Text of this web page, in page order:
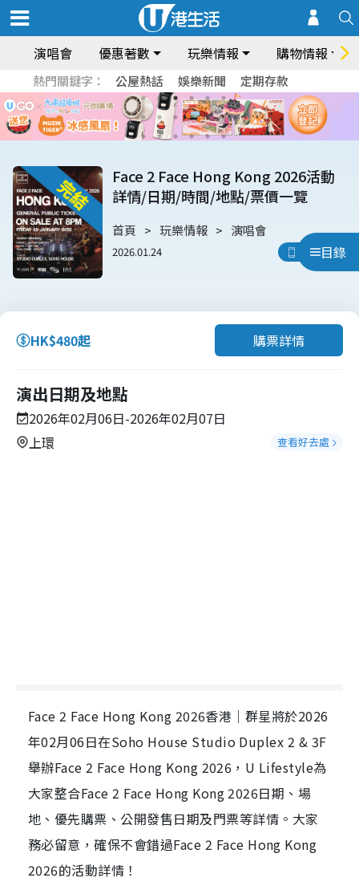
演唱會 優惠著數 玩樂情報 購物情報
熱門關鍵字： 公屋熱話 娛樂新聞 定期存款
目錄
Face 2 Face Hong Kong 2026活動
詳情/日期/時間/地點/票價一覽
首頁 玩樂情報 演唱會
2026.01.24 用App睇
HK$480起 購票詳情
演出日期及地點
2026年02月06日-2026年02月07日
上環
查看好去處
Face 2 Face Hong Kong 2026香港｜群星將於2026
年02月06日在Soho House Studio Duplex 2 & 3F
舉辦Face 2 Face Hong Kong 2026，U Lifestyle為
大家整合Face 2 Face Hong Kong 2026日期、場
地、優先購票、公開發售日期及門票等詳情。大家
務必留意，確保不會錯過Face 2 Face Hong Kong
2026的活動詳情！